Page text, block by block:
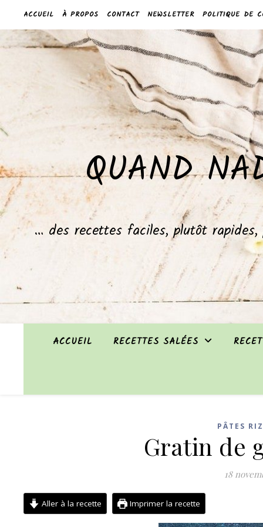
ACCUEIL À PROPOS CONTACT NEWSLETTER POLITIQUE DE
QUAND
… des recettes faciles, plutôt
ACCUEIL RECETTES SALÉES
PÂTES
Gratin de
18
Aller à la recette Imprimer la recette